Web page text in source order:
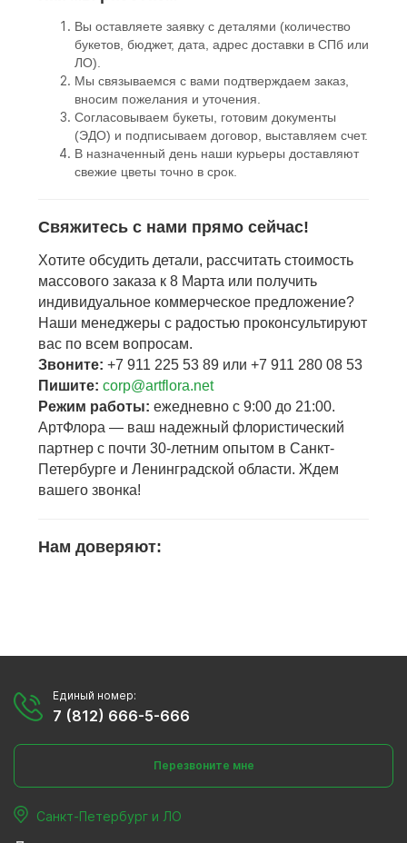
Вы оставляете заявку с деталями (количество
букетов, бюджет, дата, адрес доставки в СПб или
ЛО).
Мы связываемся с вами подтверждаем заказ,
вносим пожелания и уточения.
Согласовываем букеты, готовим документы
(ЭДО) и подписываем договор, выставляем счет.
В назначенный день наши курьеры доставляют
свежие цветы точно в срок.
Свяжитесь с нами прямо сейчас!
Хотите обсудить детали, рассчитать стоимость
массового заказа к 8 Марта или получить
индивидуальное коммерческое предложение?
Наши менеджеры с радостью проконсультируют
вас по всем вопросам.
Звоните: +7 911 225 53 89 или +7 911 280 08 53
Пишите: corp@artflora.net
Режим работы: ежедневно с 9:00 до 21:00.
АртФлора — ваш надежный флористический
партнер с почти 30-летним опытом в Санкт-
Петербурге и Ленинградской области. Ждем
вашего звонка!
Нам доверяют:
Единый номер:
7 (812) 666-5-666
Перезвоните мне
Санкт-Петербург и ЛО